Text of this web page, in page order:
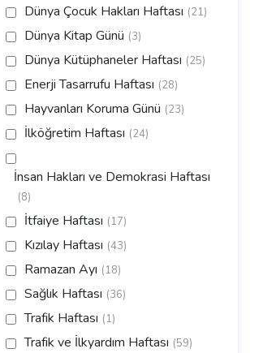
Dünya Çocuk Hakları Haftası (21)
Dünya Kitap Günü (3)
Dünya Kütüphaneler Haftası (25)
Enerji Tasarrufu Haftası (28)
Hayvanları Koruma Günü (23)
İlköğretim Haftası (24)
İnsan Hakları ve Demokrasi Haftası
(8)
İtfaiye Haftası (17)
Kızılay Haftası (43)
Ramazan Ayı (18)
Sağlık Haftası (36)
Trafik Haftası (1)
Trafik ve İlkyardım Haftası (59)